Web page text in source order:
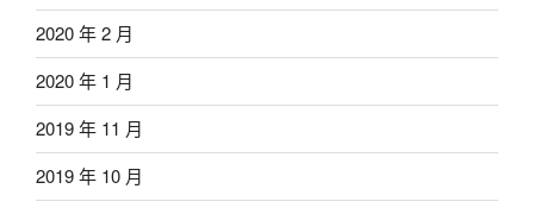
2020 年 2 月
2020 年 1 月
2019 年 11 月
2019 年 10 月